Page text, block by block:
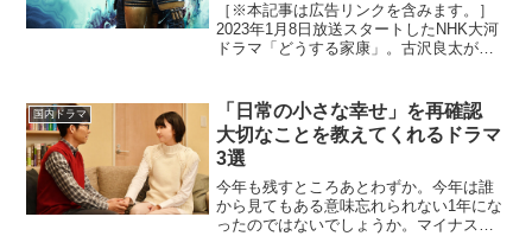
［※本記事は広告リンクを含みます。］
2023年1月8日放送スタートしたNHK大河
ドラマ「どうする家康」。古沢良太が脚
いた波乱万丈エンターテイメント。大河
ドラマ初主演とな...
国内ドラマ
「日常の小さな幸せ」を再確認
大切なことを教えてくれるドラマ
3選
今年も残すところあとわずか。今年は誰
から見てもある意味忘れられない1年にな
ったのではないでしょうか。マイナスな